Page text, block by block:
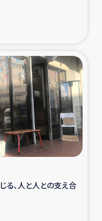
グループの生計支援
による栄養改善事業
ド事業
事業
育る、人と人との支え合